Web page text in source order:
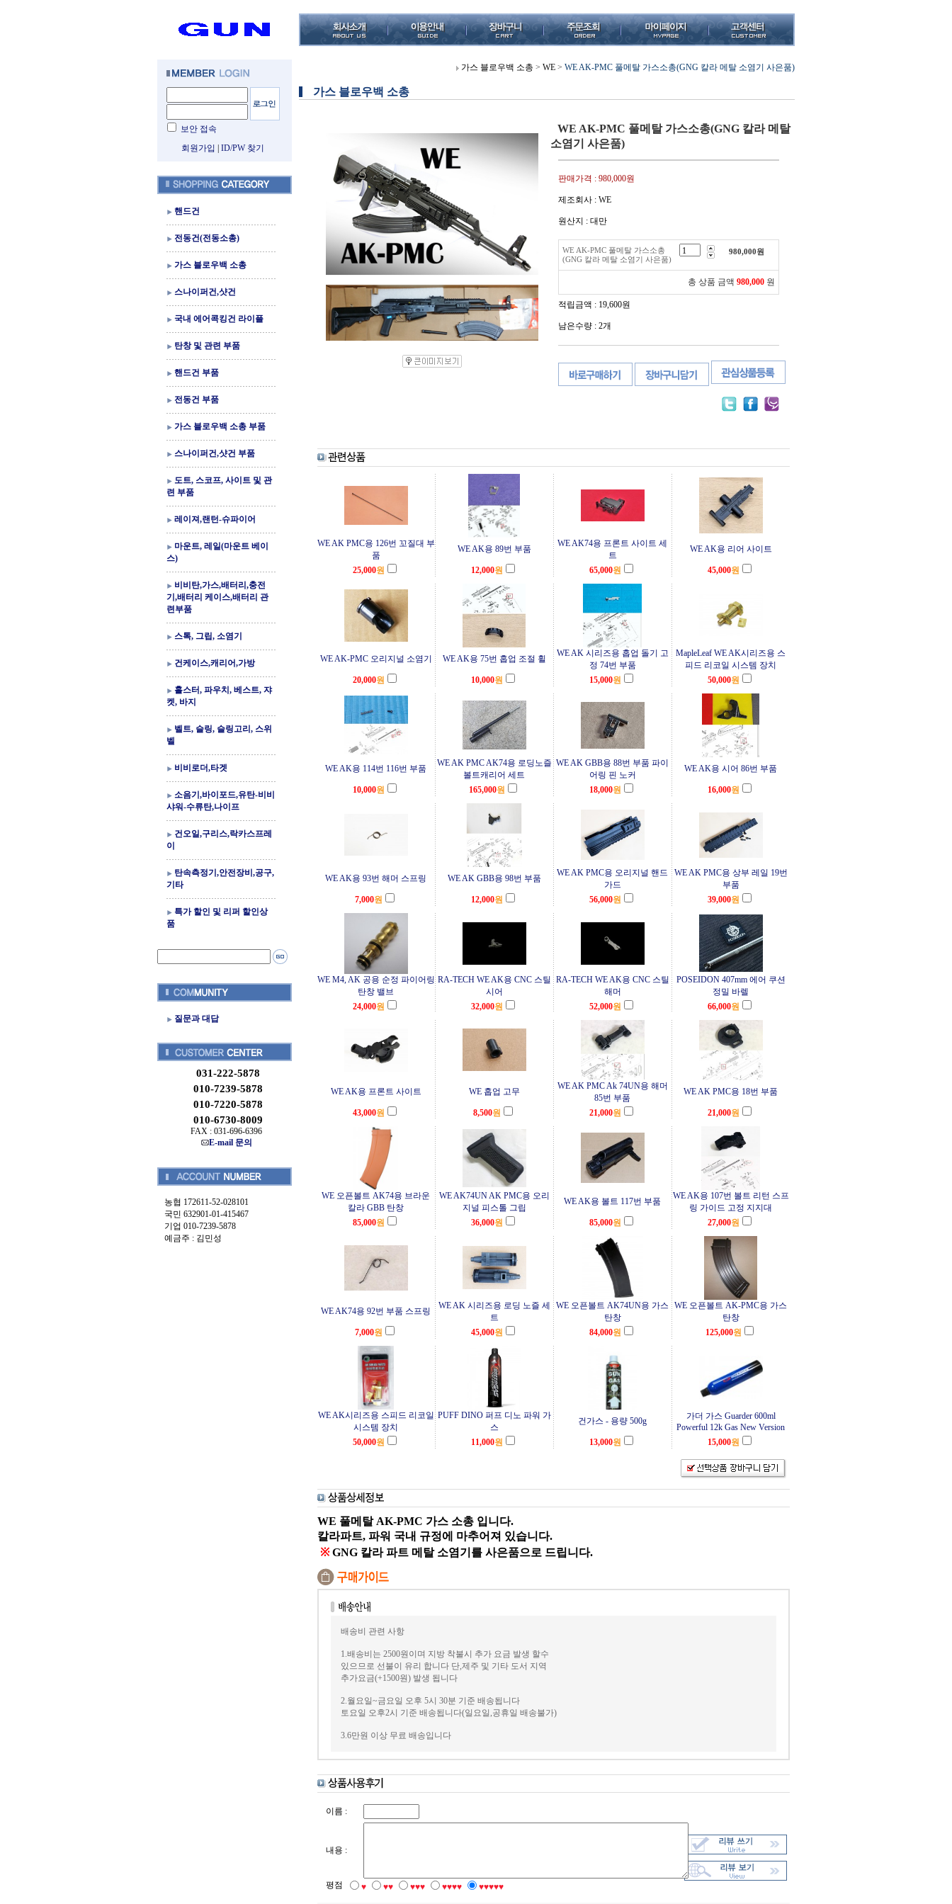
보안 접속
회원가입
ID/PW 찾기
핸드건
전동건(전동소총)
가스 블로우백 소총
스나이퍼건,샷건
국내 에어콕킹건 라이플
탄창 및 관련 부품
핸드건 부품
전동건 부품
가스 블로우백 소총 부품
스나이퍼건,샷건 부품
도트, 스코프, 사이트 및 관
련 부품
레이져,랜턴-슈파이어
마운트, 레일(마운트 베이
스)
비비탄,가스,배터리,충전
기,배터리 케이스,배터리 관
련부품
스톡, 그립, 소염기
건케이스,캐리어,가방
홀스터, 파우치, 베스트, 쟈
켓, 바지
벨트, 슬링, 슬링고리, 스위
벨
비비로더,타겟
소음기,바이포드,유탄-비비
샤워-수류탄,나이프
건오일,구리스,락카스프레
이
탄속측정기,안전장비,공구,
기타
특가 할인 및 리퍼 할인상
품
질문과 대답
031-222-5878
010-7239-5878
010-7220-5878
010-6730-8009
FAX : 031-696-6396
E-mail 문의
농협 172611-52-028101
국민 632901-01-415467
기업 010-7239-5878
예금주 : 김민성
가스 블로우백 소총 > WE > WE AK-PMC 풀메탈 가스소총(GNG 칼라 메탈 소염기 사은품)
가스 블로우백 소총
WE AK-PMC 풀메탈 가스소총(GNG 칼라 메탈
소염기 사은품)
판매가격 : 980,000원
제조회사 : WE
원산지 : 대만
WE AK-PMC 풀메탈 가스소총
(GNG 칼라 메탈 소염기 사은품)
980,000원
총 상품 금액 980,000 원
적립금액 : 19,600원
남은수량 : 2개
WE AK PMC용 126번 꼬질대 부
품
WE AK용 89번 부품
WE AK74용 프론트 사이트 세
트
WE AK용 리어 사이트
25,000원 12,000원 65,000원 45,000원
WE AK-PMC 오리지널 소염기 WE AK용 75번 홉업 조절 휠
WE AK 시리즈용 홉업 돌기 고
정 74번 부품
MapleLeaf WE AK시리즈용 스
피드 리코일 시스템 장치
20,000원 10,000원 15,000원 50,000원
WE AK용 114번 116번 부품
WE AK PMC AK74용 로딩노즐
볼트캐리어 세트
WE AK GBB용 88번 부품 파이
어링 핀 노커
WE AK용 시어 86번 부품
10,000원 165,000원 18,000원 16,000원
WE AK용 93번 해머 스프링 WE AK GBB용 98번 부품
WE AK PMC용 오리지널 핸드
가드
WE AK PMC용 상부 레일 19번
부품
7,000원 12,000원 56,000원 39,000원
WE M4, AK 공용 순정 파이어링
탄창 밸브
RA-TECH WE AK용 CNC 스틸
시어
RA-TECH WE AK용 CNC 스틸
해머
POSEIDON 407mm 에어 쿠션
정밀 바렐
24,000원 32,000원 52,000원 66,000원
WE AK용 프론트 사이트 WE 홉업 고무
WE AK PMC Ak 74UN용 해머
85번 부품
WE AK PMC용 18번 부품
43,000원 8,500원 21,000원 21,000원
WE 오픈볼트 AK74용 브라운
칼라 GBB 탄창
WE AK74UN AK PMC용 오리
지널 피스톨 그립
WE AK용 볼트 117번 부품
WE AK용 107번 볼트 리턴 스프
링 가이드 고정 지지대
85,000원 36,000원 85,000원 27,000원
WE AK74용 92번 부품 스프링
WE AK 시리즈용 로딩 노즐 세
트
WE 오픈볼트 AK74UN용 가스
탄창
WE 오픈볼트 AK-PMC용 가스
탄창
7,000원 45,000원 84,000원 125,000원
WE AK시리즈용 스피드 리코일
시스템 장치
PUFF DINO 퍼프 디노 파워 가
스
건가스 - 용량 500g
가더 가스 Guarder 600ml
Powerful 12k Gas New Version
50,000원 11,000원 13,000원 15,000원
WE 풀메탈 AK-PMC 가스 소총 입니다.
칼라파트, 파워 국내 규정에 마추어져 있습니다.
※GNG 칼라 파트 메탈 소염기를 사은품으로 드립니다.
배송비 관련 사항
1.배송비는 2500원이며 지방 착불시 추가 요금 발생 할수
있으므로 선불이 유리 합니다 단,제주 및 기타 도서 지역
추가요금(+1500원) 발생 됩니다
2.월요일~금요일 오후 5시 30분 기준 배송됩니다
토요일 오후2시 기준 배송됩니다(일요일,공휴일 배송불가)
3.6만원 이상 무료 배송입니다
이름 :
내용 :
평점 ♥ ♥♥ ♥♥♥ ♥♥♥♥ ♥♥♥♥♥